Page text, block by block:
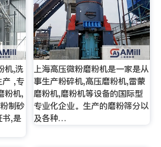
机,洗
产 ,专
粉机,
制砂
书,是
上海高压微粉磨粉机是一家是从
事生产粉碎机,高压磨粉机,雷蒙
磨粉机,磨粉机等设备的国际型
专业化企业。生产的磨粉筛分以
及各种…